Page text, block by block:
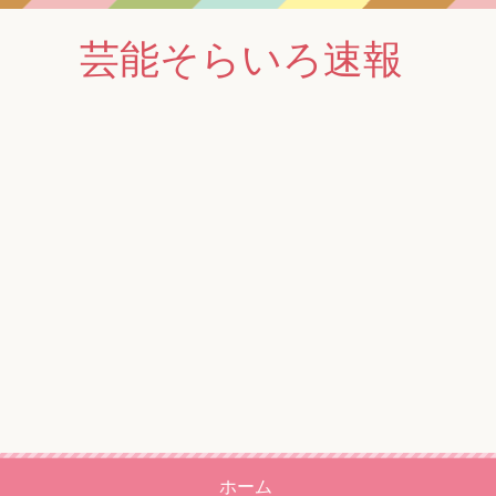
芸能そらいろ速報
ホーム